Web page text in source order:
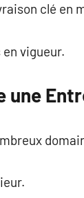
clé en
vigueur.
une